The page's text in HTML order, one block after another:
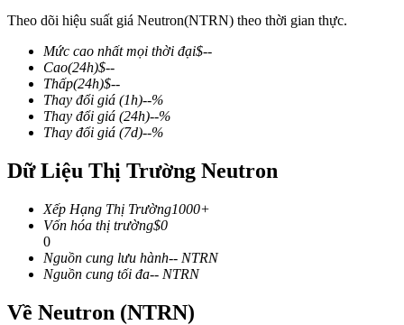
COIN-M Futures
Futures sử dụng token làm tài sản thế chấp
TradFi
Phái sinh cổ phiếu, ngoại hối, kim loại quý và hàng hóa
Theo dõi hiệu suất giá Neutron(NTRN) theo thời gian thực.
Mức cao nhất mọi thời đại$--
Cao(24h)$--
Thấp(24h)$--
Thay đổi giá (1h)--%
Thay đổi giá (24h)--%
Thay đổi giá (7d)--%
Dữ Liệu Thị Trường Neutron
Xếp Hạng Thị Trường1000+
Vốn hóa thị trường$0
0
Nguồn cung lưu hành-- NTRN
Nguồn cung tối đa-- NTRN
Về Neutron (NTRN)